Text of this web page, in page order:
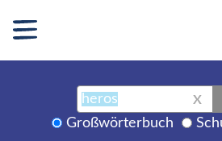
X
Großwörterbuch